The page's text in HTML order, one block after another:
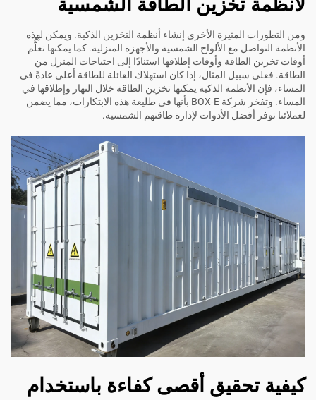
ومن التطورات المثيرة الأخرى إنشاء أنظمة التخزين الذكية. ويمكن لهذه
الأنظمة التواصل مع الألواح الشمسية والأجهزة المنزلية. كما يمكنها تعلُّم
أوقات تخزين الطاقة وأوقات إطلاقها استنادًا إلى احتياجات المنزل من
الطاقة. فعلى سبيل المثال، إذا كان استهلاك العائلة للطاقة أعلى عادةً في
المساء، فإن الأنظمة الذكية يمكنها تخزين الطاقة خلال النهار وإطلاقها في
المساء. وتفخر شركة BOX-E بأنها في طليعة هذه الابتكارات، مما يضمن
لعملائنا توفر أفضل الأدوات لإدارة طاقتهم الشمسية.
كيفية تحقيق أقصى كفاءة باستخدام